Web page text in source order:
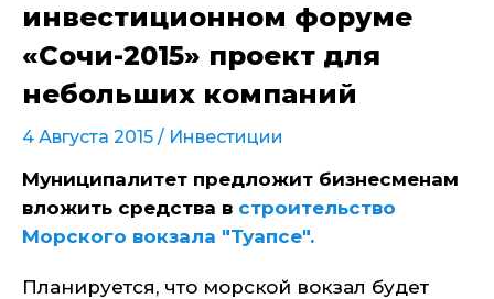
инвестиционном форуме
«Сочи-2015» проект для
небольших компаний
4 Августа 2015 / Инвестиции
Муниципалитет предложит бизнесменам
вложить средства в строительство
Морского вокзала "Туапсе".
Планируется, что морской вокзал будет